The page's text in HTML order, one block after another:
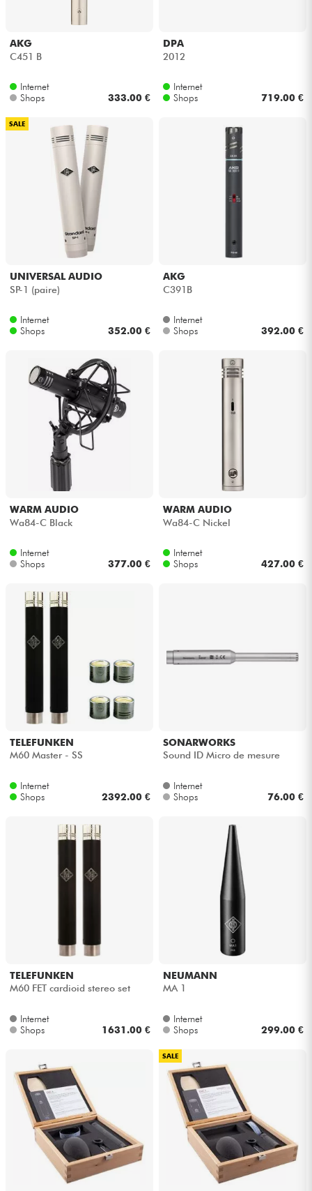
AKG
C451 B
Internet
Shops
333.00 €
DPA
2012
Internet
Shops
719.00 €
SALE
UNIVERSAL AUDIO
SP-1 (paire)
Internet
Shops
352.00 €
AKG
C391B
Internet
Shops
392.00 €
WARM AUDIO
Wa84-C Black
Internet
Shops
377.00 €
WARM AUDIO
Wa84-C Nickel
Internet
Shops
427.00 €
TELEFUNKEN
M60 Master - SS
Internet
Shops
2392.00 €
SONARWORKS
Sound ID Micro de mesure
Internet
Shops
76.00 €
TELEFUNKEN
M60 FET cardioid stereo set
Internet
Shops
1631.00 €
NEUMANN
MA 1
Internet
Shops
299.00 €
SALE